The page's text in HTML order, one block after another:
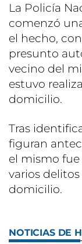
La Policía
comenzó
el hecho,
presunto
vecino del
estuvo
domicilio.
Tras
figuran
el mismo
varios
domicilio.
NOTICIAS DE